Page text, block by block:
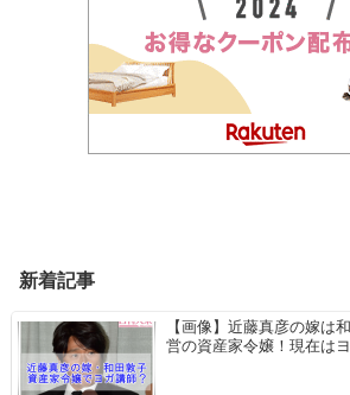
新着記事
【画像】近藤真彦の嫁は
営の資産家令嬢！現在は